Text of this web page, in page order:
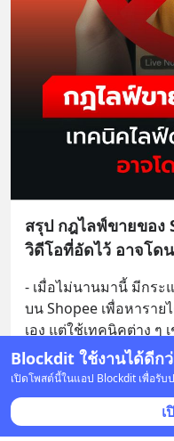
Blockdit ใช้งานได้ดีก
เปิดโพสต์นี้ในแอป Blockdit เพื่อรั
เ
สรุป กฎไลฟ์ขายของ
วิดีโอที่อัดไว้ อาจโด
- เมื่อไม่นานมานี้ มีกร
บน Shopee เพื่อหารา
เอง แต่ใช้เทคนิคต่าง ๆ
4 บันทึก
ติ
23 พ.ย. 2025 เวลา